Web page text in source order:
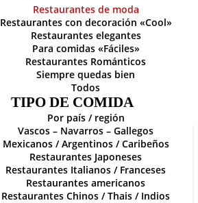
Restaurantes de moda
Restaurantes con decoración «Cool»
Restaurantes elegantes
Para comidas «Fáciles»
Restaurantes Románticos
Siempre quedas bien
Todos
TIPO DE COMIDA
Por país / región
Vascos – Navarros – Gallegos
Mexicanos / Argentinos / Caribeños
Restaurantes Japoneses
Restaurantes Italianos / Franceses
Restaurantes americanos
Restaurantes Chinos / Thais / Indios